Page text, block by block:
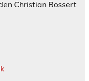
Christian Bossert